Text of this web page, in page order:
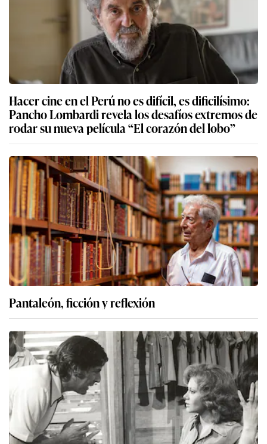
Hacer cine en el Perú no es difícil, es dificilísimo:
Pancho Lombardi revela los desafíos extremos de
rodar su nueva película “El corazón del lobo”
Pantaleón, ficción y reflexión